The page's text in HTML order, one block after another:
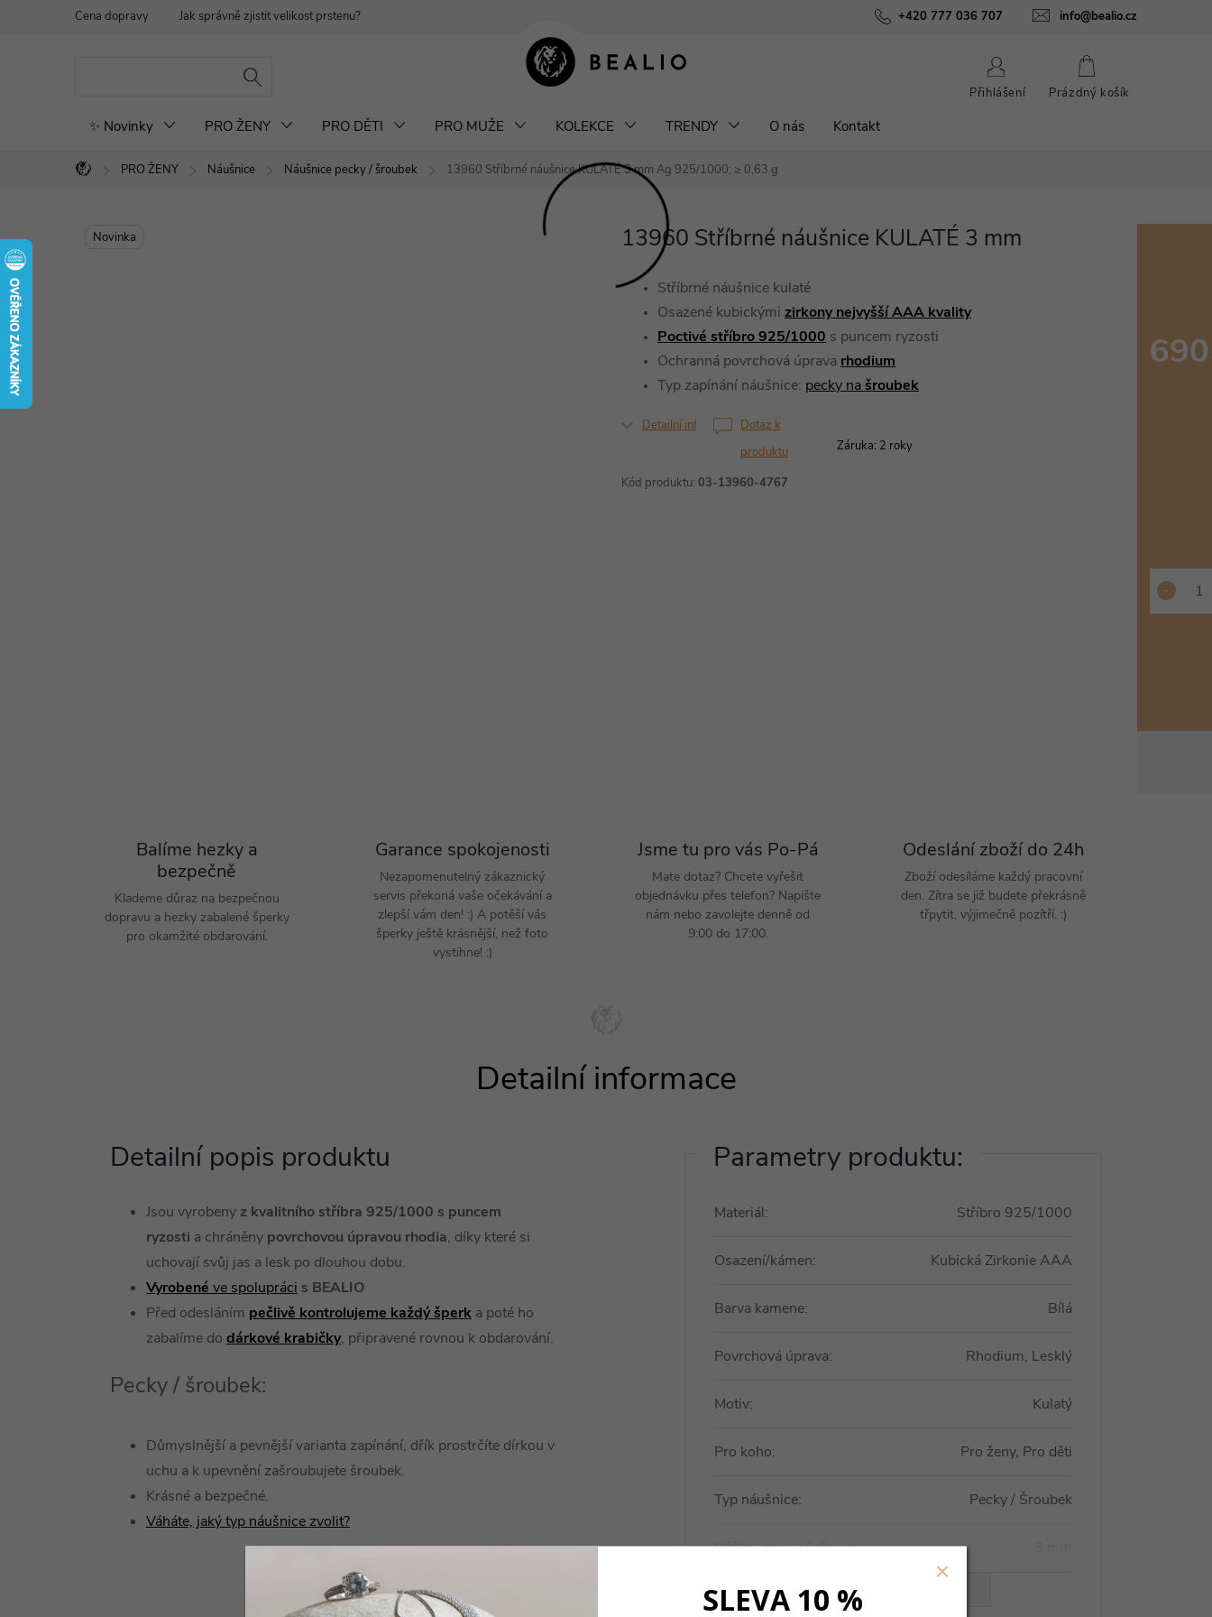
+420 777 036 707 info@bealio.cz
Cena dopravy Jak správně zjistit velikost prstenu? Podmínky ochrany osobních údajů O nás Péče o šperky
Přihlášení
NÁKUPNÍ
Prázdný košík
✨ Novinky PRO ŽENY PRO DĚTI PRO MUŽE KOLEKCE TRENDY O nás Kontakt
Domů
PRO ŽENY Náušnice Náušnice pecky / šroubek 13960 Stříbrné náušnice KULATÉ 3 mm Ag 925/1000; ≥ 0,63 g
Novinka 13960 Stříbrné náušnice KULATÉ 3 mm
Kód produktu: 03-13960-4767
Stříbrné náušnice kulaté
Osazené kubickými zirkony nejvyšší AAA kvality
Poctivé stříbro 925/1000 s puncem ryzosti
Ochranná povrchová úprava rhodium
Typ zapínání náušnice: pecky našroubek
Detailní informace
Dotaz k
produktu
Záruka: 2 roky
Balíme hezky a
bezpečně
Klademe důraz na bezpečnou
dopravu a hezky zabalené šperky
pro okamžité obdarování.
Garance spokojenosti
Nezapomenutelný zákaznický
servis překoná vaše očekávání a
zlepší vám den! :) A potěší vás
šperky ještě krásnější, než foto
vystihne! :)
Jsme tu pro vás Po-Pá
Mate dotaz? Chcete vyřešit
objednávku přes telefon? Napište
nám nebo zavolejte denně od
9:00 do 17:00.
Odeslání zboží do 24h
Zboží odesíláme každý pracovní
den. Zítra se již budete překrásně
třpytit, výjimečně pozítří. :)
Detailní popis produktu
Jsou vyrobeny z kvalitního stříbra 925/1000 s puncem
ryzosti a chráněny povrchovou úpravou rhodia, díky které si
uchovají svůj jas a lesk po dlouhou dobu.
Vyrobené ve spolupráci s BEALIO
Před odesláním pečlivě kontrolujeme každý šperk a poté ho
zabalíme do dárkové krabičky, připravené rovnou k obdarování.
Pecky / šroubek:
Důmyslnější a pevnější varianta zapínání, dřík prostrčíte dírkou v
uchu a k upevnění zašroubujete šroubek.
Krásné a bezpečné.
Váháte, jaký typ náušnice zvolit?
Parametry produktu:
Materiál: Stříbro 925/1000
Osazení/kámen: Kubická Zirkonie AAA
Barva kamene: Bílá
Povrchová úprava: Rhodium, Lesklý
Motiv: Kulatý
Pro koho: Pro ženy, Pro děti
Typ náušnice: Pecky / Šroubek
Výška vzoru náušnice:
VŠECHNY PARAMETRY
SLEVA 10 %